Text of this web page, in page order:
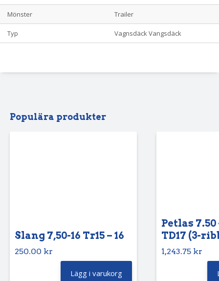
Mönster Trailer
Typ Vagnsdäck Vangsdäck
Populära produkter
Slang 7,50-16 Tr15 – 16
250.00 kr
Lägg i varukorg
Petlas 7.50
TD17 (3-
1,243.75 kr